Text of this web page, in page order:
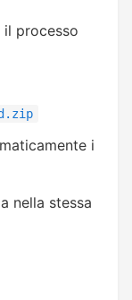
processo
i
nella stessa